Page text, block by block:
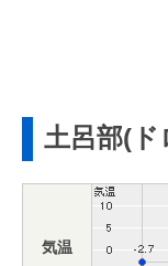
土呂部(ド
気温